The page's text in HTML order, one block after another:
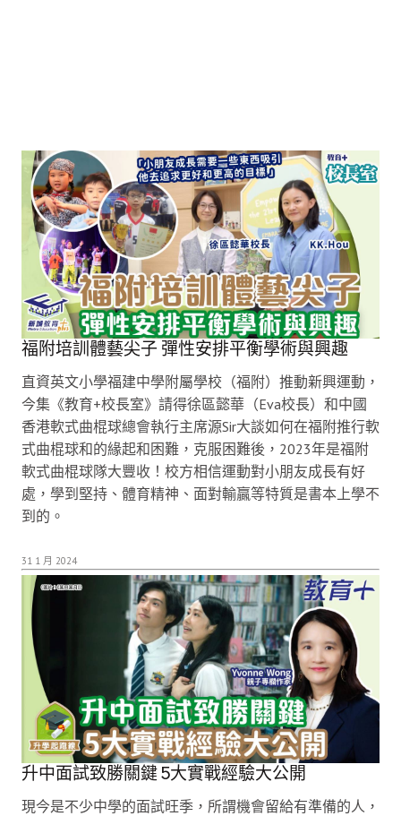
福附培訓體藝尖子 彈性安排平衡學術與興趣
直資英文小學福建中學附屬學校（福附）推動新興運動，
今集《教育+校長室》請得徐區懿華（Eva校長）和中國
香港軟式曲棍球總會執行主席源Sir大談如何在福附推行軟
式曲棍球和的緣起和困難，克服困難後，2023年是福附
軟式曲棍球隊大豐收！校方相信運動對小朋友成長有好
處，學到堅持、體育精神、面對輸贏等特質是書本上學不
到的。
31 1 月 2024
升中面試致勝關鍵 5大實戰經驗大公開
現今是不少中學的面試旺季，所謂機會留給有準備的人，